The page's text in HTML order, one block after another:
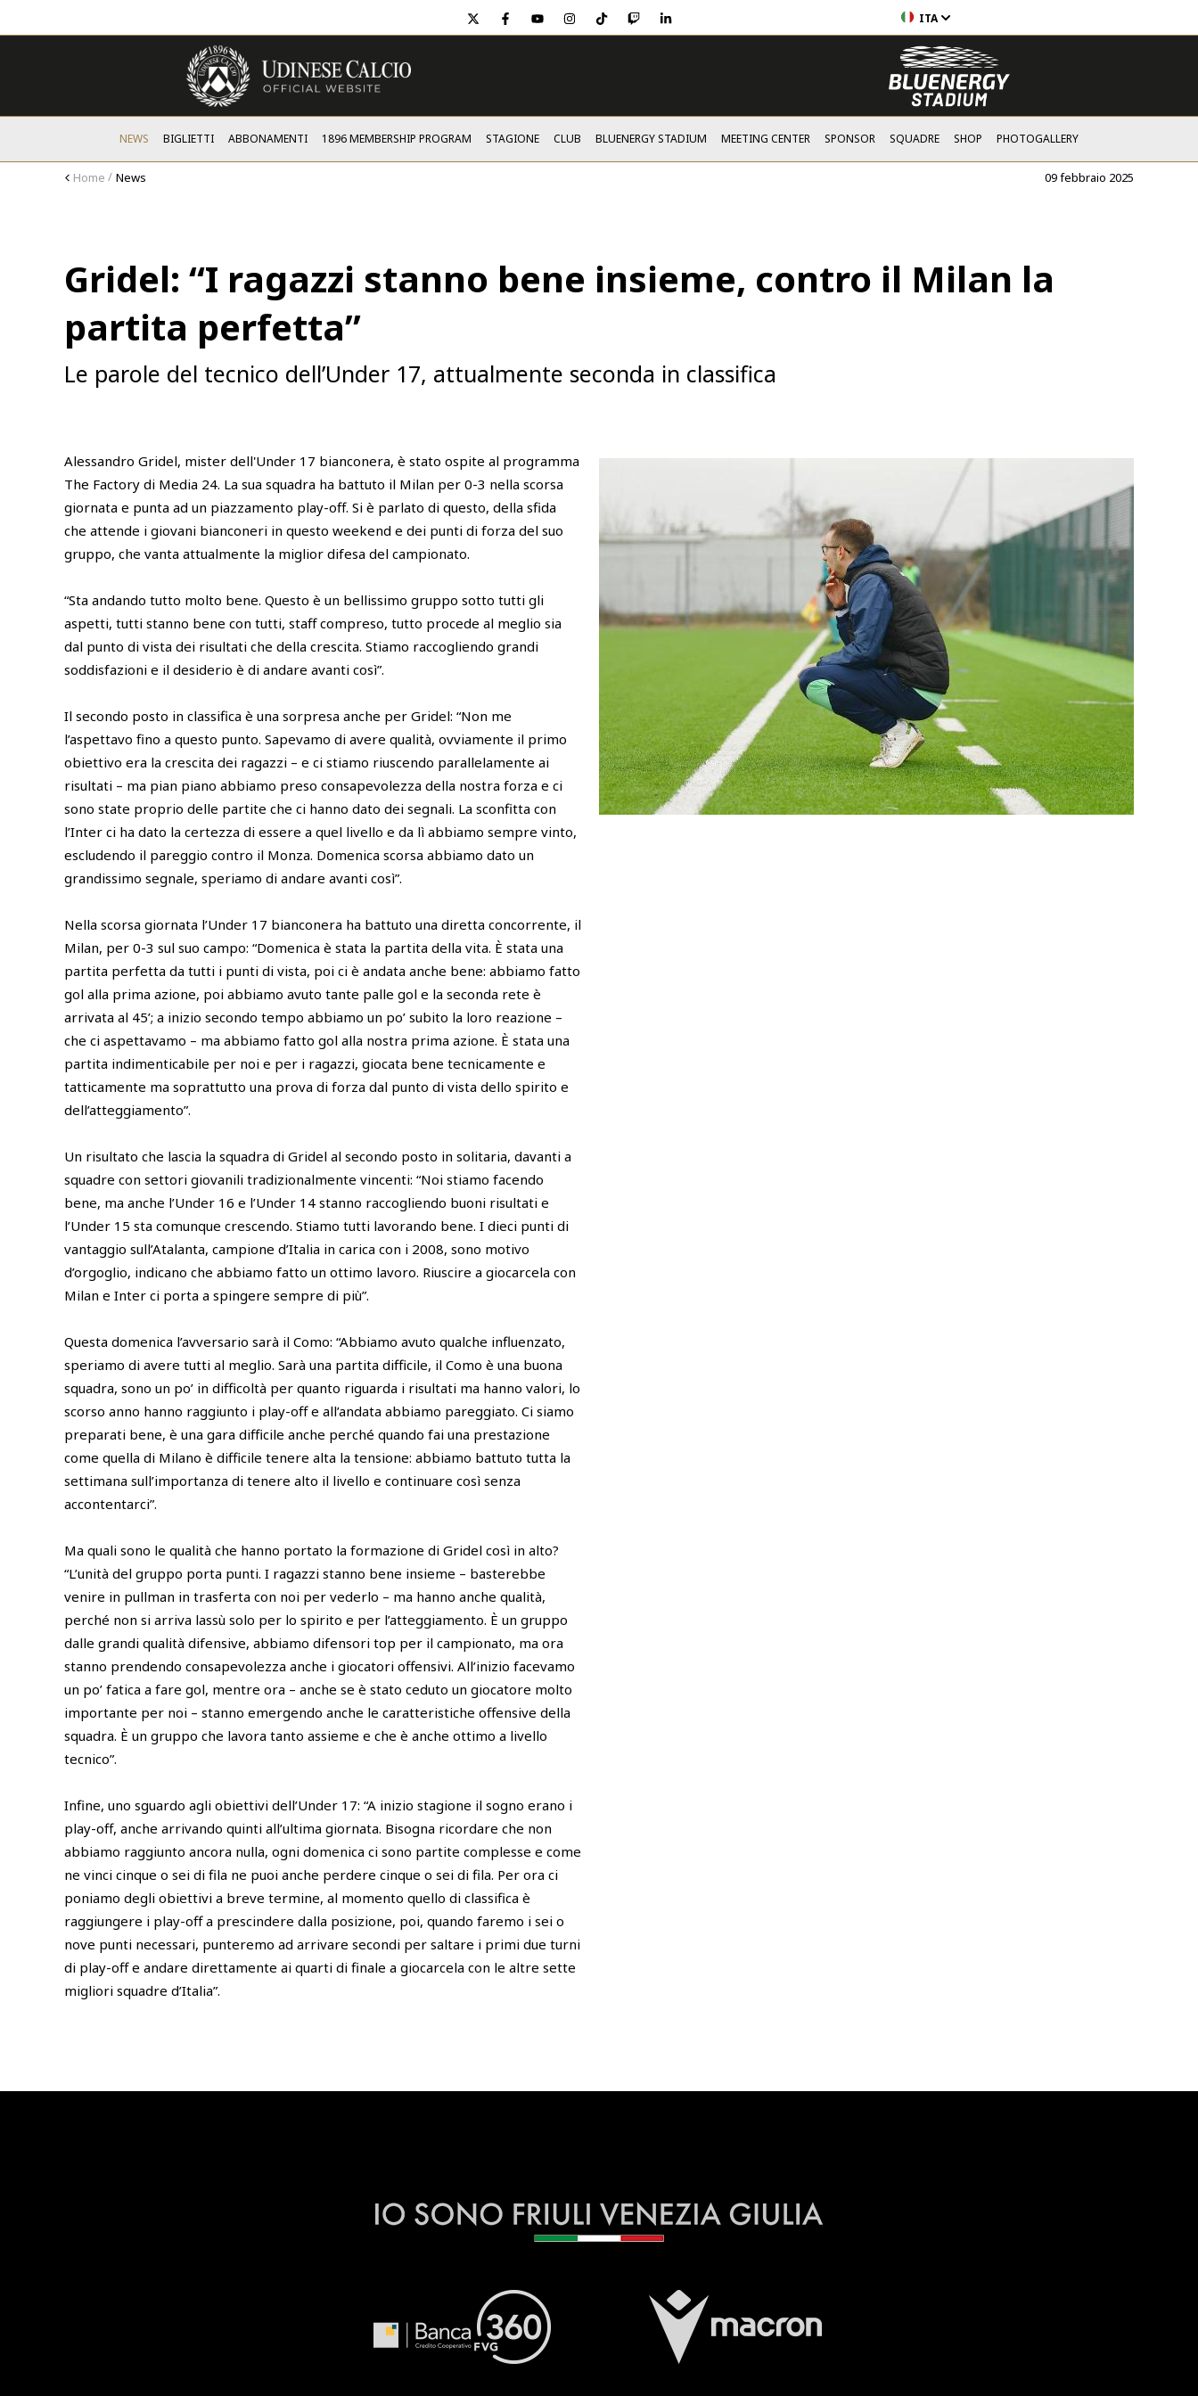
twitter facebook
youtubeinstagram
tiktoktwitchlinkedin ITA
NEWS BIGLIETTI ABBONAMENTI 1896 MEMBERSHIP PROGRAM STAGIONE CLUB BLUENERGY STADIUM MEETING CENTER SPONSOR SQUADRE SHOP PHOTOGALLERY
Home News 09 febbraio 2025
Gridel: “I ragazzi stanno bene insieme, contro il Milan la
partita perfetta”
Le parole del tecnico dell’Under 17, attualmente seconda in classifica
Alessandro Gridel, mister dell'Under 17 bianconera, è stato ospite al programma
The Factory di Media 24. La sua squadra ha battuto il Milan per 0-3 nella scorsa
giornata e punta ad un piazzamento play-off. Si è parlato di questo, della sfida
che attende i giovani bianconeri in questo weekend e dei punti di forza del suo
gruppo, che vanta attualmente la miglior difesa del campionato.
“Sta andando tutto molto bene. Questo è un bellissimo gruppo sotto tutti gli
aspetti, tutti stanno bene con tutti, staff compreso, tutto procede al meglio sia
dal punto di vista dei risultati che della crescita. Stiamo raccogliendo grandi
soddisfazioni e il desiderio è di andare avanti così”.
Il secondo posto in classifica è una sorpresa anche per Gridel: “Non me
l’aspettavo fino a questo punto. Sapevamo di avere qualità, ovviamente il primo
obiettivo era la crescita dei ragazzi – e ci stiamo riuscendo parallelamente ai
risultati – ma pian piano abbiamo preso consapevolezza della nostra forza e ci
sono state proprio delle partite che ci hanno dato dei segnali. La sconfitta con
l’Inter ci ha dato la certezza di essere a quel livello e da lì abbiamo sempre vinto,
escludendo il pareggio contro il Monza. Domenica scorsa abbiamo dato un
grandissimo segnale, speriamo di andare avanti così”.
Nella scorsa giornata l’Under 17 bianconera ha battuto una diretta concorrente, il
Milan, per 0-3 sul suo campo: “Domenica è stata la partita della vita. È stata una
partita perfetta da tutti i punti di vista, poi ci è andata anche bene: abbiamo fatto
gol alla prima azione, poi abbiamo avuto tante palle gol e la seconda rete è
arrivata al 45’; a inizio secondo tempo abbiamo un po’ subito la loro reazione –
che ci aspettavamo – ma abbiamo fatto gol alla nostra prima azione. È stata una
partita indimenticabile per noi e per i ragazzi, giocata bene tecnicamente e
tatticamente ma soprattutto una prova di forza dal punto di vista dello spirito e
dell’atteggiamento”.
Un risultato che lascia la squadra di Gridel al secondo posto in solitaria, davanti a
squadre con settori giovanili tradizionalmente vincenti: “Noi stiamo facendo
bene, ma anche l’Under 16 e l’Under 14 stanno raccogliendo buoni risultati e
l’Under 15 sta comunque crescendo. Stiamo tutti lavorando bene. I dieci punti di
vantaggio sull’Atalanta, campione d’Italia in carica con i 2008, sono motivo
d’orgoglio, indicano che abbiamo fatto un ottimo lavoro. Riuscire a giocarcela con
Milan e Inter ci porta a spingere sempre di più”.
Questa domenica l’avversario sarà il Como: “Abbiamo avuto qualche influenzato,
speriamo di avere tutti al meglio. Sarà una partita difficile, il Como è una buona
squadra, sono un po’ in difficoltà per quanto riguarda i risultati ma hanno valori, lo
scorso anno hanno raggiunto i play-off e all’andata abbiamo pareggiato. Ci siamo
preparati bene, è una gara difficile anche perché quando fai una prestazione
come quella di Milano è difficile tenere alta la tensione: abbiamo battuto tutta la
settimana sull’importanza di tenere alto il livello e continuare così senza
accontentarci”.
Ma quali sono le qualità che hanno portato la formazione di Gridel così in alto?
“L’unità del gruppo porta punti. I ragazzi stanno bene insieme – basterebbe
venire in pullman in trasferta con noi per vederlo – ma hanno anche qualità,
perché non si arriva lassù solo per lo spirito e per l’atteggiamento. È un gruppo
dalle grandi qualità difensive, abbiamo difensori top per il campionato, ma ora
stanno prendendo consapevolezza anche i giocatori offensivi. All’inizio facevamo
un po’ fatica a fare gol, mentre ora – anche se è stato ceduto un giocatore molto
importante per noi – stanno emergendo anche le caratteristiche offensive della
squadra. È un gruppo che lavora tanto assieme e che è anche ottimo a livello
tecnico”.
Infine, uno sguardo agli obiettivi dell’Under 17: “A inizio stagione il sogno erano i
play-off, anche arrivando quinti all’ultima giornata. Bisogna ricordare che non
abbiamo raggiunto ancora nulla, ogni domenica ci sono partite complesse e come
ne vinci cinque o sei di fila ne puoi anche perdere cinque o sei di fila. Per ora ci
poniamo degli obiettivi a breve termine, al momento quello di classifica è
raggiungere i play-off a prescindere dalla posizione, poi, quando faremo i sei o
nove punti necessari, punteremo ad arrivare secondi per saltare i primi due turni
di play-off e andare direttamente ai quarti di finale a giocarcela con le altre sette
migliori squadre d’Italia”.